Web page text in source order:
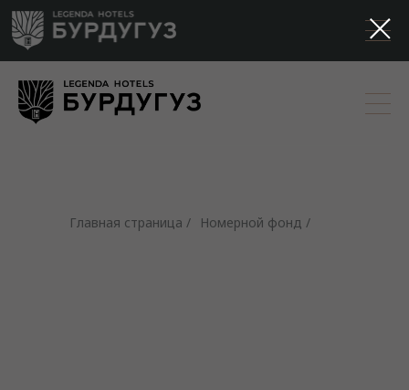
Главная страница / Номерной фонд /